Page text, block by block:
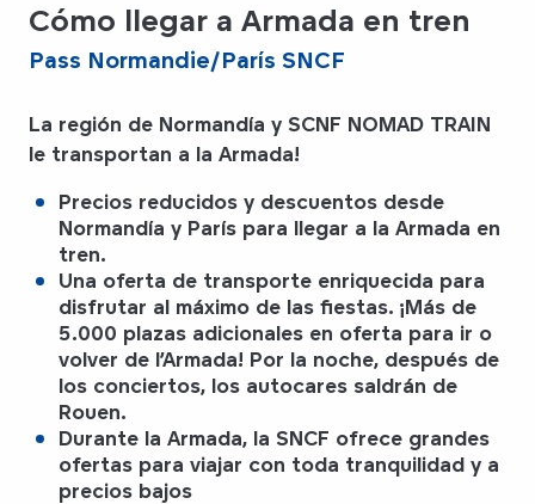
Cómo llegar a Armada en tren
Pass Normandie/París SNCF
La región de Normandía y SCNF NOMAD TRAIN
le transportan a la Armada!
Precios reducidosy descuentosdesde
Normandía y París para llegar a la Armada en
tren.
Una oferta de transporte enriquecida para
disfrutar al máximo de las fiestas. ¡Más de
5.000 plazas adicionalesen oferta para ir o
volver de l’Armada! Por la noche, después de
los conciertos, los autocares saldrán de
Rouen.
Durante la Armada, la SNCF ofrece grandes
ofertas para viajar con toda tranquilidad y a
precios bajos